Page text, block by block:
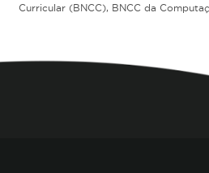
Curricular (BNCC), BNCC da